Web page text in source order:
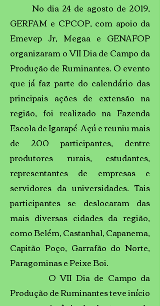
No dia 24 de agosto de 2019,
GERFAM e CPCOP, com apoio da
Emevep Jr, Megaa e GENAFOP
organizaram o VII Dia de Campo da
Produção de Ruminantes. O evento
que já faz parte do calendário das
principais ações de extensão na
região, foi realizado na Fazenda
Escola de Igarapé-Açú e reuniu mais
de 200 participantes, dentre
produtores rurais, estudantes,
representantes de empresas e
servidores da universidades. Tais
participantes se deslocaram das
mais diversas cidades da região,
como Belém, Castanhal, Capanema,
Capitão Poço, Garrafão do Norte,
Paragominas e Peixe Boi.
O VII Dia de Campo da
Produção de Ruminantes teve início